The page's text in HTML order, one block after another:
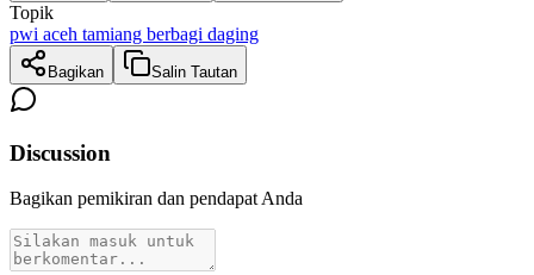
Topik
pwi aceh tamiang berbagi daging
Bagikan Salin Tautan
Discussion
Bagikan pemikiran dan pendapat Anda